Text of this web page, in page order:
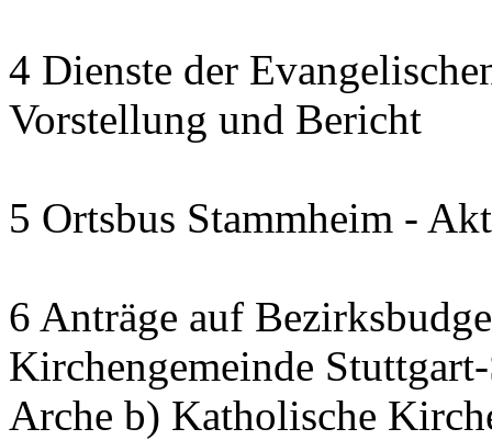
4 Dienste der
Vorstellung und Bericht
5 Ortsbus Stammheim -
6 Anträge auf
Kirchengemeinde
Arche b) Katholische